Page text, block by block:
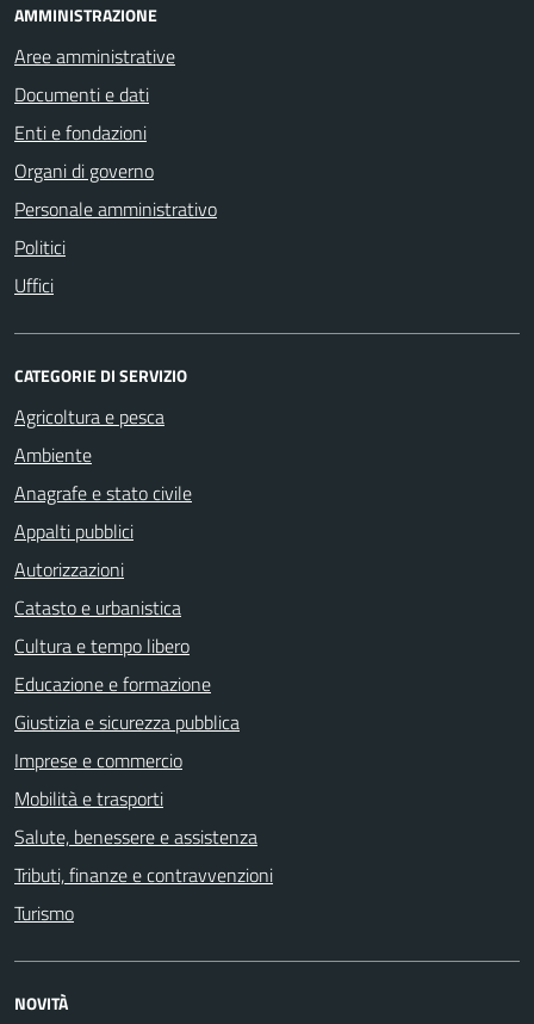
AMMINISTRAZIONE
Aree amministrative
Documenti e dati
Enti e fondazioni
Organi di governo
Personale amministrativo
Politici
Uffici
CATEGORIE DI SERVIZIO
Agricoltura e pesca
Ambiente
Anagrafe e stato civile
Appalti pubblici
Autorizzazioni
Catasto e urbanistica
Cultura e tempo libero
Educazione e formazione
Giustizia e sicurezza pubblica
Imprese e commercio
Mobilità e trasporti
Salute, benessere e assistenza
Tributi, finanze e contravvenzioni
Turismo
NOVITÀ